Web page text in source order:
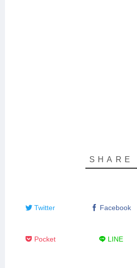
Twitter Facebook
Pocket LINE